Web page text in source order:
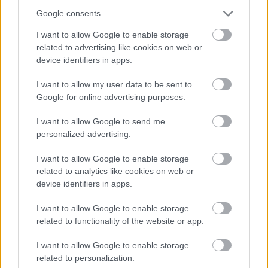
Google consents
I want to allow Google to enable storage
related to advertising like cookies on web or
device identifiers in apps.
I want to allow my user data to be sent to
Google for online advertising purposes.
I want to allow Google to send me
personalized advertising.
I want to allow Google to enable storage
related to analytics like cookies on web or
device identifiers in apps.
I want to allow Google to enable storage
related to functionality of the website or app.
I want to allow Google to enable storage
related to personalization.
egyfajta pikáns élt az egésznek.
Aki az új ROG termékekre is kíváncsi, annak is van jó
hírünk: olyan sok kütyüvel készül a gyártó, hogy csak
ezek bemutatására 2 órát szánnak. A középpontban a
kikerültek az elmúlt két évtizedben. Az ígéretek szerint a
"Dare to Innovate" jegyében nemcsak a múlt dicsőítése
(miként lett alaplap-almárkából ökoszisztéma a ROG)
mellett a víziót, a jövőképet is megmutatja az ASUS,
hogy miként képzeli a gamerek következő időszakát.